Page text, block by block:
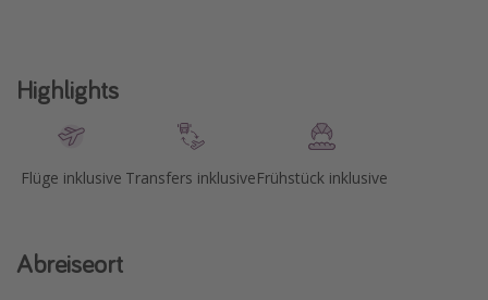
Highlights
Flüge inklusive Transfers inklusiveFrühstück inklusive
Abreiseort